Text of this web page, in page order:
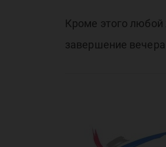
Кроме этого
завершение